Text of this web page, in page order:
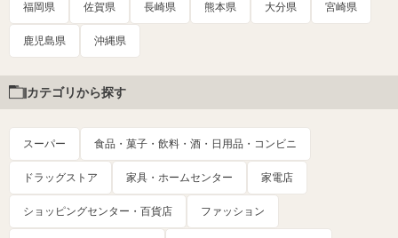
福岡県 佐賀県 長崎県 熊本県 大分県 宮崎県
鹿児島県 沖縄県
カテゴリから探す
スーパー 食品・菓子・飲料・酒・日用品・コンビニ
ドラッグストア 家具・ホームセンター 家電店
ショッピングセンター・百貨店 ファッション